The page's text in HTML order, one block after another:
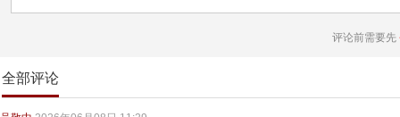
评论前需要先
全部评论